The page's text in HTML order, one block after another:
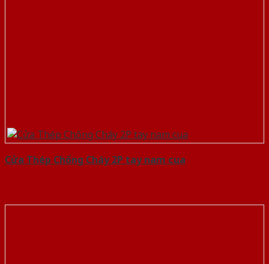
Cửa Thép Chống Cháy 2P tay nam cua